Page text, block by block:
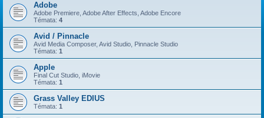
Adobe
Adobe Premiere, Adobe After Effects, Adobe Encore
Témata: 4
Avid / Pinnacle
Avid Media Composer, Avid Studio, Pinnacle Studio
Témata: 1
Apple
Final Cut Studio, iMovie
Témata: 1
Grass Valley EDIUS
Témata: 1